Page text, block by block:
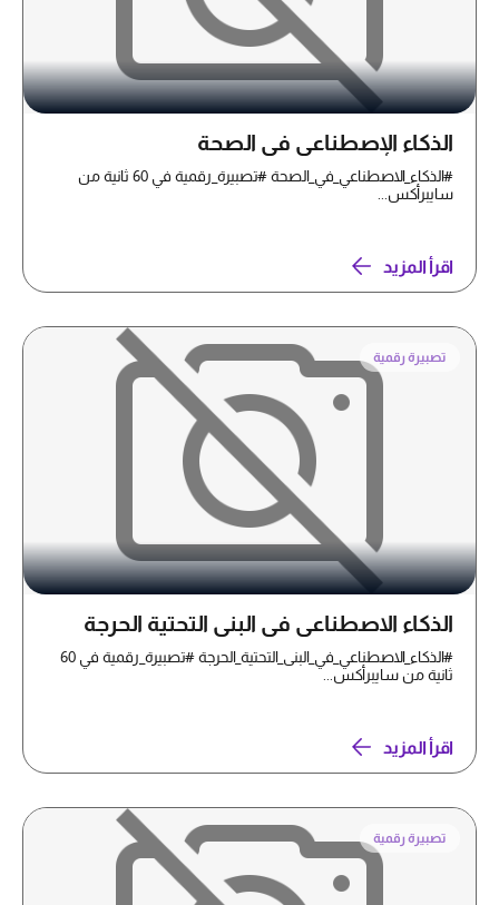
الذكاء الإصطناعي في الصحة
#الذكاء_الاصطناعي_في_الصحة #تصبيرة_رقمية في 60 ثانية من
سايبرأكس...
اقرأ المزيد
تصبيرة رقمية
الذكاء الاصطناعي في البنى التحتية الحرجة
#الذكاء_الاصطناعي_في_البنى_التحتية_الحرجة #تصبيرة_رقمية في 60
ثانية من سايبرأكس...
اقرأ المزيد
تصبيرة رقمية